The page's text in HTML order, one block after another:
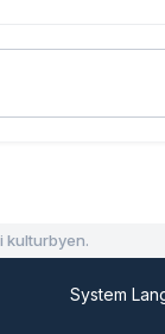
kulturbyen.
System